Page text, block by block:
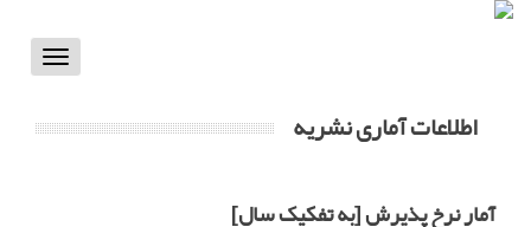
Toggle
اطلاعات آماری نشریه
آمار نرخ پذیرش [به تفکیک سال]